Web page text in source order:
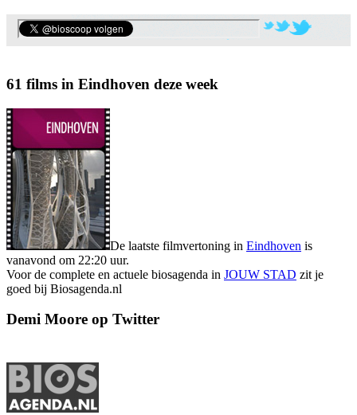
61 films in Eindhoven deze week
De laatste filmvertoning in Eindhoven is
vanavond om 22:20 uur.
Voor de complete en actuele biosagenda in JOUW STAD zit je
goed bij Biosagenda.nl
Demi Moore op Twitter